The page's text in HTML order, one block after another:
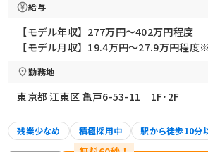
給与
【モデル年収】277万円〜402万円程度
【モデル月収】19.4万円〜27.9万円程度
勤務地
東京都 江東区 亀戸6-53-11 1F･2F
残業少なめ 積極採用中 駅から徒歩10分